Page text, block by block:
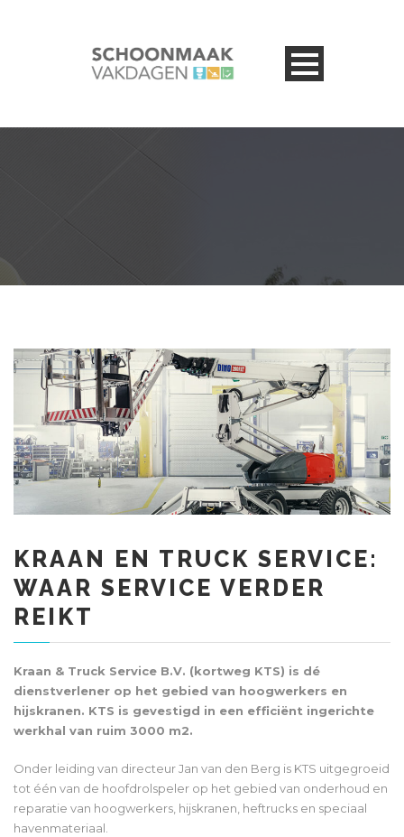
KRAAN EN TRUCK SERVICE:
WAAR SERVICE VERDER
REIKT
Kraan & Truck Service B.V. (kortweg KTS) is dé
dienstverlener op het gebied van hoogwerkers en
hijskranen. KTS is gevestigd in een efficiënt ingerichte
werkhal van ruim 3000 m2.
Onder leiding van directeur Jan van den Berg is KTS uitgegroeid
tot één van de hoofdrolspeler op het gebied van onderhoud en
reparatie van hoogwerkers, hijskranen, heftrucks en speciaal
havenmateriaal.